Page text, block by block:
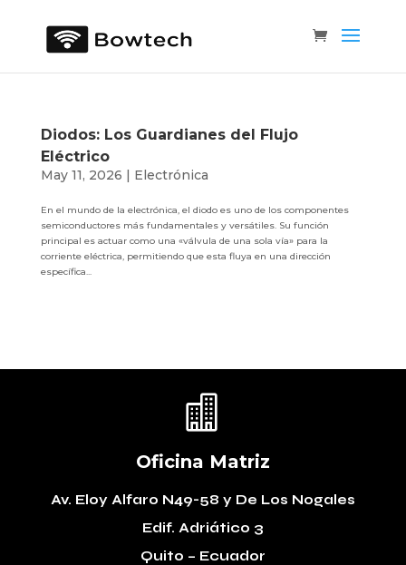
Diodos: Los Guardianes del Flujo
Eléctrico
May 11, 2026 | Electrónica
En el mundo de la electrónica, el diodo es uno de los componentes
semiconductores más fundamentales y versátiles. Su función
principal es actuar como una «válvula de una sola vía» para la
corriente eléctrica, permitiendo que esta fluya en una dirección
específica...

Oficina Matriz
Av. Eloy Alfaro N49-58 y De Los Nogales
Edif. Adriático 3
Quito – Ecuador